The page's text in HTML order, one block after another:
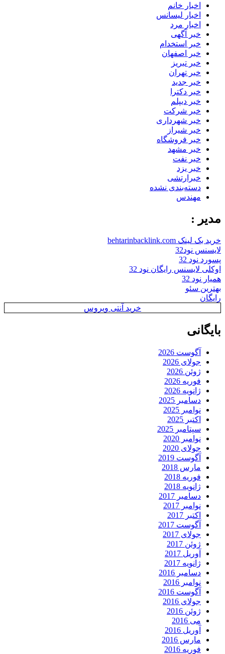
اخبار خانم
اخبار لیسانس
اخبار مرد
خبر آگهی
خبر استخدام
خبر اصفهان
خبر تبریز
خبر تهران
خبر جدید
خبر دکترا
خبر دیپلم
خبر شرکت
خبر شهرداری
خبر شیراز
خبر فروشگاه
خبر مشهد
خبر نفت
خبر یزد
خبرارتشی
دسته‌بندی نشده
مهندس
مدیر :
خرید بک لینک behtarinbacklink.com
لایسنس نود32
پسورد نود 32
اوکلی لایسنس رایگان نود 32
همیار نود 32
بهترین سئو
رایگان
خرید آنتی ویروس
بایگانی
آگوست 2026
جولای 2026
ژوئن 2026
فوریه 2026
ژانویه 2026
دسامبر 2025
نوامبر 2025
اکتبر 2025
سپتامبر 2025
نوامبر 2020
جولای 2020
آگوست 2019
مارس 2018
فوریه 2018
ژانویه 2018
دسامبر 2017
نوامبر 2017
اکتبر 2017
آگوست 2017
جولای 2017
ژوئن 2017
آوریل 2017
ژانویه 2017
دسامبر 2016
نوامبر 2016
آگوست 2016
جولای 2016
ژوئن 2016
می 2016
آوریل 2016
مارس 2016
فوریه 2016